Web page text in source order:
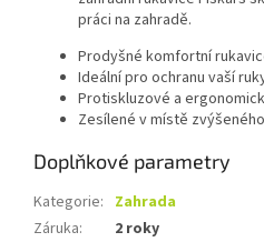
práci na zahradě.
Prodyšné komfortní
Ideální pro ochranu vaší
Protiskluzové a
Zesílené v místě
Doplňkové parametry
Kategorie: Zahrada
Záruka:
2 roky